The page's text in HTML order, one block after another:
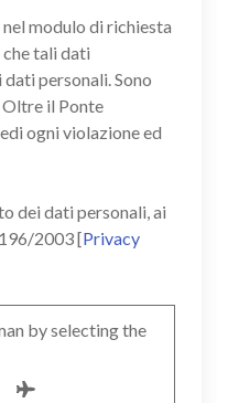
modulo di richiesta
tali dati
personali. Sono
Oltre il Ponte
ogni violazione ed
dei dati personali, ai
2003 [Privacy
by selecting the